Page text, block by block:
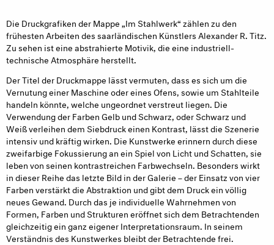
Die Druckgrafiken der Mappe „Im Stahlwerk“ zählen zu den
frühesten Arbeiten des saarländischen Künstlers Alexander R. Titz.
Zu sehen ist eine abstrahierte Motivik, die eine industriell-
technische Atmosphäre herstellt.
Der Titel der Druckmappe lässt vermuten, dass es sich um die
Vernutung einer Maschine oder eines Ofens, sowie um Stahlteile
handeln könnte, welche ungeordnet verstreut liegen. Die
Verwendung der Farben Gelb und Schwarz, oder Schwarz und
Weiß verleihen dem Siebdruck einen Kontrast, lässt die Szenerie
intensiv und kräftig wirken. Die Kunstwerke erinnern durch diese
zweifarbige Fokussierung an ein Spiel von Licht und Schatten, sie
leben von seinen kontrastreichen Farbwechseln. Besonders wirkt
in dieser Reihe das letzte Bild in der Galerie – der Einsatz von vier
Farben verstärkt die Abstraktion und gibt dem Druck ein völlig
neues Gewand. Durch das je individuelle Wahrnehmen von
Formen, Farben und Strukturen eröffnet sich dem Betrachtenden
gleichzeitig ein ganz eigener Interpretationsraum. In seinem
Verständnis des Kunstwerkes bleibt der Betrachtende frei.